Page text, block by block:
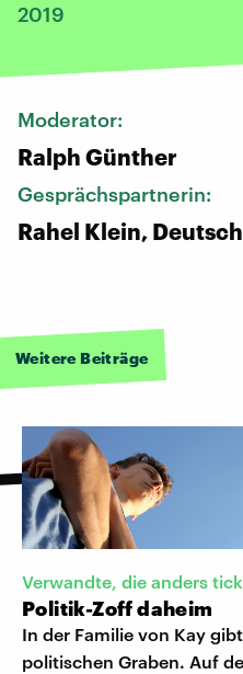
2019
Moderator:
Ralph Günther
Gesprächspartnerin:
Rahel Klein,
Weitere Beiträge
Verwandte, die anders
Politik-Zoff daheim
In der Familie von Kay
politischen Graben. Auf